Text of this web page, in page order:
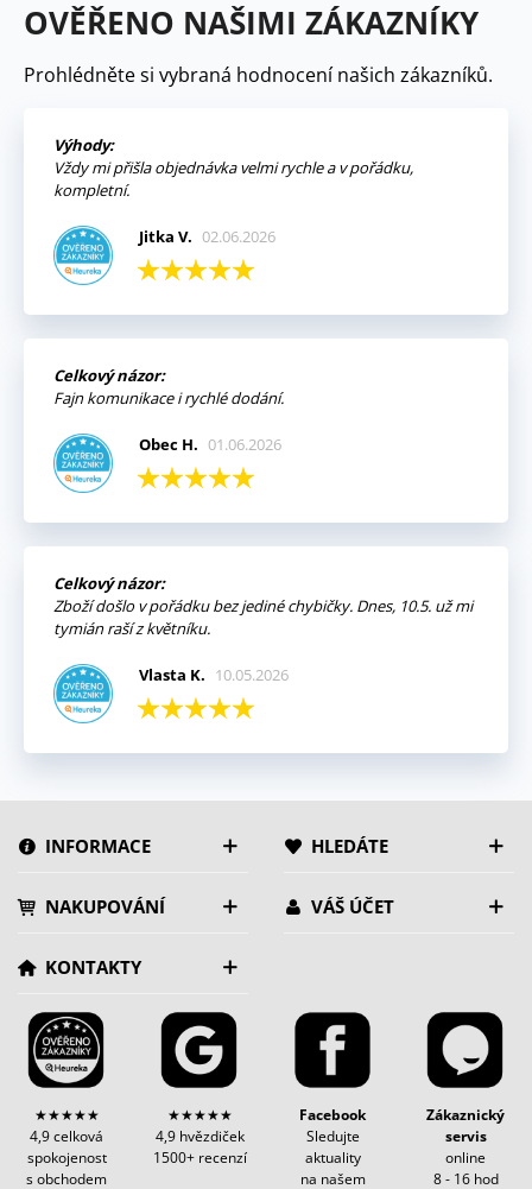
OVĚŘENO NAŠIMI ZÁKAZNÍKY
Prohlédněte si vybraná hodnocení našich zákazníků.
Výhody:
Vždy mi přišla objednávka velmi rychle a v pořádku,
kompletní.
Jitka V. 02.06.2026
Celkový názor:
Fajn komunikace i rychlé dodání.
Obec H. 01.06.2026
Celkový názor:
Zboží došlo v pořádku bez jediné chybičky. Dnes, 10.5. už mi
tymián raší z květníku.
Vlasta K. 10.05.2026
INFORMACE HLEDÁTE
NAKUPOVÁNÍ VÁŠ ÚČET
KONTAKTY
★★★★★
4,9 celková
spokojenost
s obchodem
★★★★★
4,9 hvězdiček
1500+ recenzí
Facebook
Sledujte
aktuality
na našem
Zákaznický
servis
online
8 - 16 hod